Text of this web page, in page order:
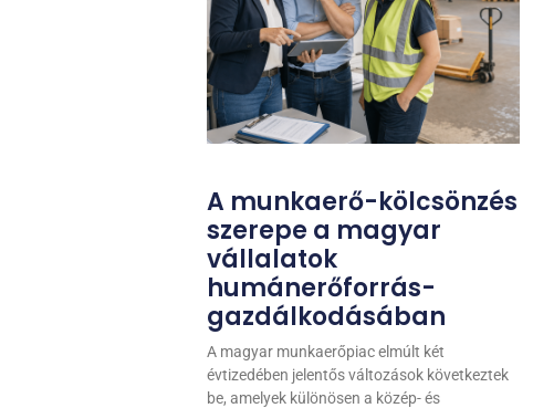
A munkaerő-kölcsönzés
szerepe a magyar
vállalatok
humánerőforrás-
gazdálkodásában
A magyar munkaerőpiac elmúlt két
évtizedében jelentős változások következtek
be, amelyek különösen a közép- és